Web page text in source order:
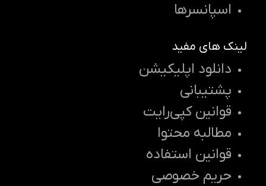
اسپانسرها
لینک های مفید
دانلود اپلیکیشن
پشتیبانی
قوانین کپی‌رایت
مطالبه محتوا
قوانین استفاده
حریم خصوصی